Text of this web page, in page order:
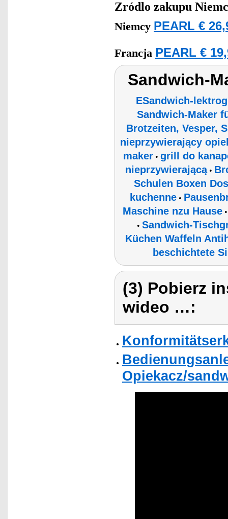
Zródlo zakupu
Niemcy PEARL €
Francja PEARL €
Sandwich-
ESandwich-
Sandwich-Maker
Brotzeiten, Vesper,
nieprzywierający
maker • grill do
nieprzywierającą•
Schulen Boxen
kuchenne•
Maschine nzu Hause
• Sandwich-
Küchen Waffeln
beschichtete
(3) Pobierz
wideo …:
Opiekacz/